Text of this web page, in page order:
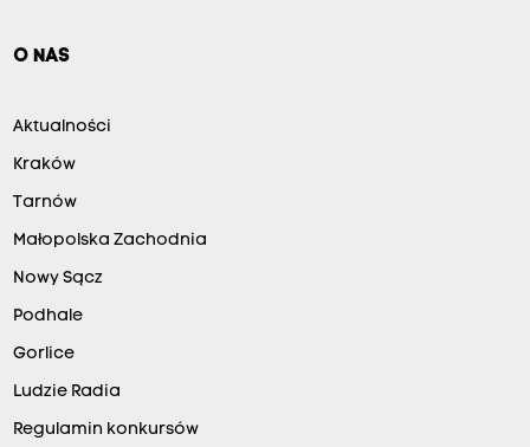
O NAS
Aktualności
Kraków
Tarnów
Małopolska Zachodnia
Nowy Sącz
Podhale
Gorlice
Ludzie Radia
Regulamin konkursów